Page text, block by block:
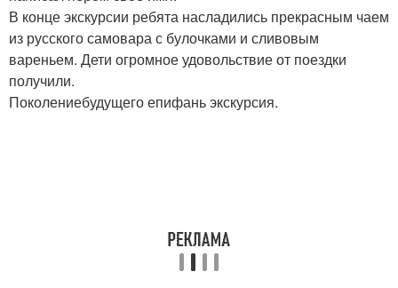
В конце экскурсии ребята насладились прекрасным чаем
из русского самовара с булочками и сливовым
вареньем. Дети огромное удовольствие от поездки
получили.
Поколениебудущего епифань экскурсия.